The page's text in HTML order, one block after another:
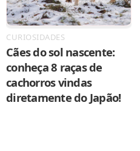
CURIOSIDADES
Cães do sol nascente:
conheça 8 raças de
cachorros vindas
diretamente do Japão!